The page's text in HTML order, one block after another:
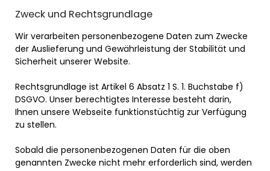
Zweck und Rechtsgrundlage
Wir verarbeiten personenbezogene Daten zum Zwecke
der Auslieferung und Gewährleistung der Stabilität und
Sicherheit unserer Website.
Rechtsgrundlage ist Artikel 6 Absatz 1 S. 1. Buchstabe f)
DSGVO. Unser berechtigtes Interesse besteht darin,
Ihnen unsere Webseite funktionstüchtig zur Verfügung
zu stellen.
Sobald die personenbezogenen Daten für die oben
genannten Zwecke nicht mehr erforderlich sind, werden